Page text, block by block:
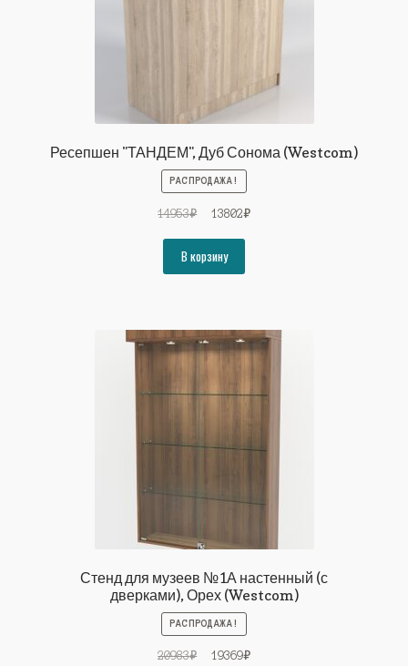
Ресепшен "ТАНДЕМ", Дуб Сонома (Westcom)
РАСПРОДАЖА!
14953₽
Первоначальная
составляла
14953₽.
13802₽Текущая
В корзину
Стенд для музеев №1А настенный (с
дверками), Орех (Westcom)
РАСПРОДАЖА!
20983₽
Первоначальная
19369₽Текущая